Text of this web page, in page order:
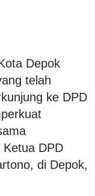
Depok
telah
ke DPD
DPD
di Depok,